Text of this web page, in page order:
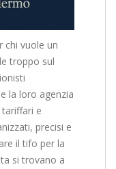
chi vuole un
troppo sul
e la loro agenzia
e
precisi e
il tifo per la
si trovano a